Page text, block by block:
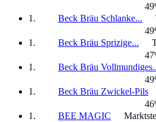
Beck Bräu Schlanke...
Beck Bräu Sprizige...
Beck Bräu
Beck Bräu Zwickel-Pils
BEE MAGIC